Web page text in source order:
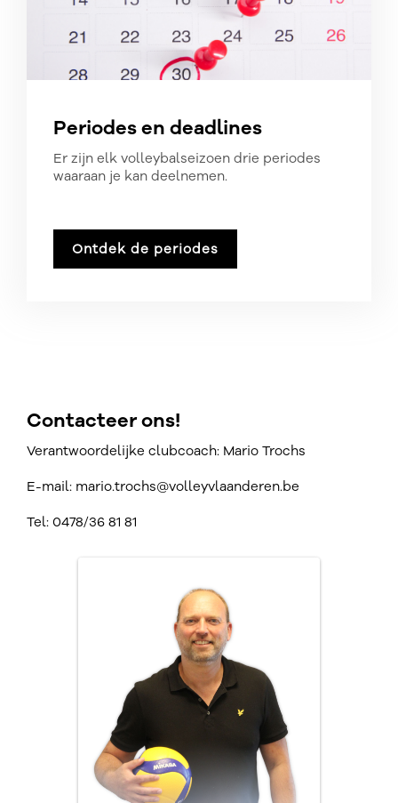
Periodes en deadlines
Er zijn elk volleybalseizoen drie periodes
waaraan je kan deelnemen.
Ontdek de periodes
Contacteer ons!
Verantwoordelijke clubcoach: Mario Trochs
E-mail: mario.trochs@volleyvlaanderen.be
Tel: 0478/36 81 81